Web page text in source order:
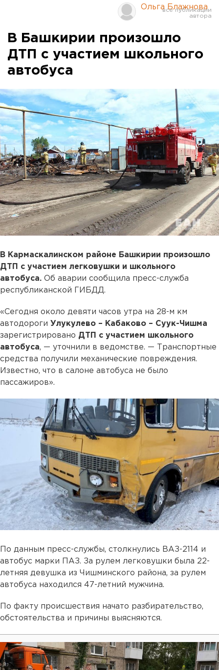
Ольга Блажнова
В Башкирии произошло
ДТП с участием школьного
автобуса
В Кармаскалинском районе Башкирии произошло
ДТП с участием легковушки и школьного
автобуса. Об аварии сообщила пресс-служба
республиканской ГИБДД.
«Сегодня около девяти часов утра на 28-м км
автодороги Улукулево – Кабаково – Суук-Чишма
зарегистрировано ДТП с участием школьного
автобуса, — уточнили в ведомстве. — Транспортные
средства получили механические повреждения.
Известно, что в салоне автобуса не было
пассажиров».
По данным пресс-службы, столкнулись ВАЗ-2114 и
автобус марки ПАЗ. За рулем легковушки была 22-
летняя девушка из Чишминского района, за рулем
автобуса находился 47-летний мужчина.
По факту происшествия начато разбирательство,
обстоятельства и причины выясняются.